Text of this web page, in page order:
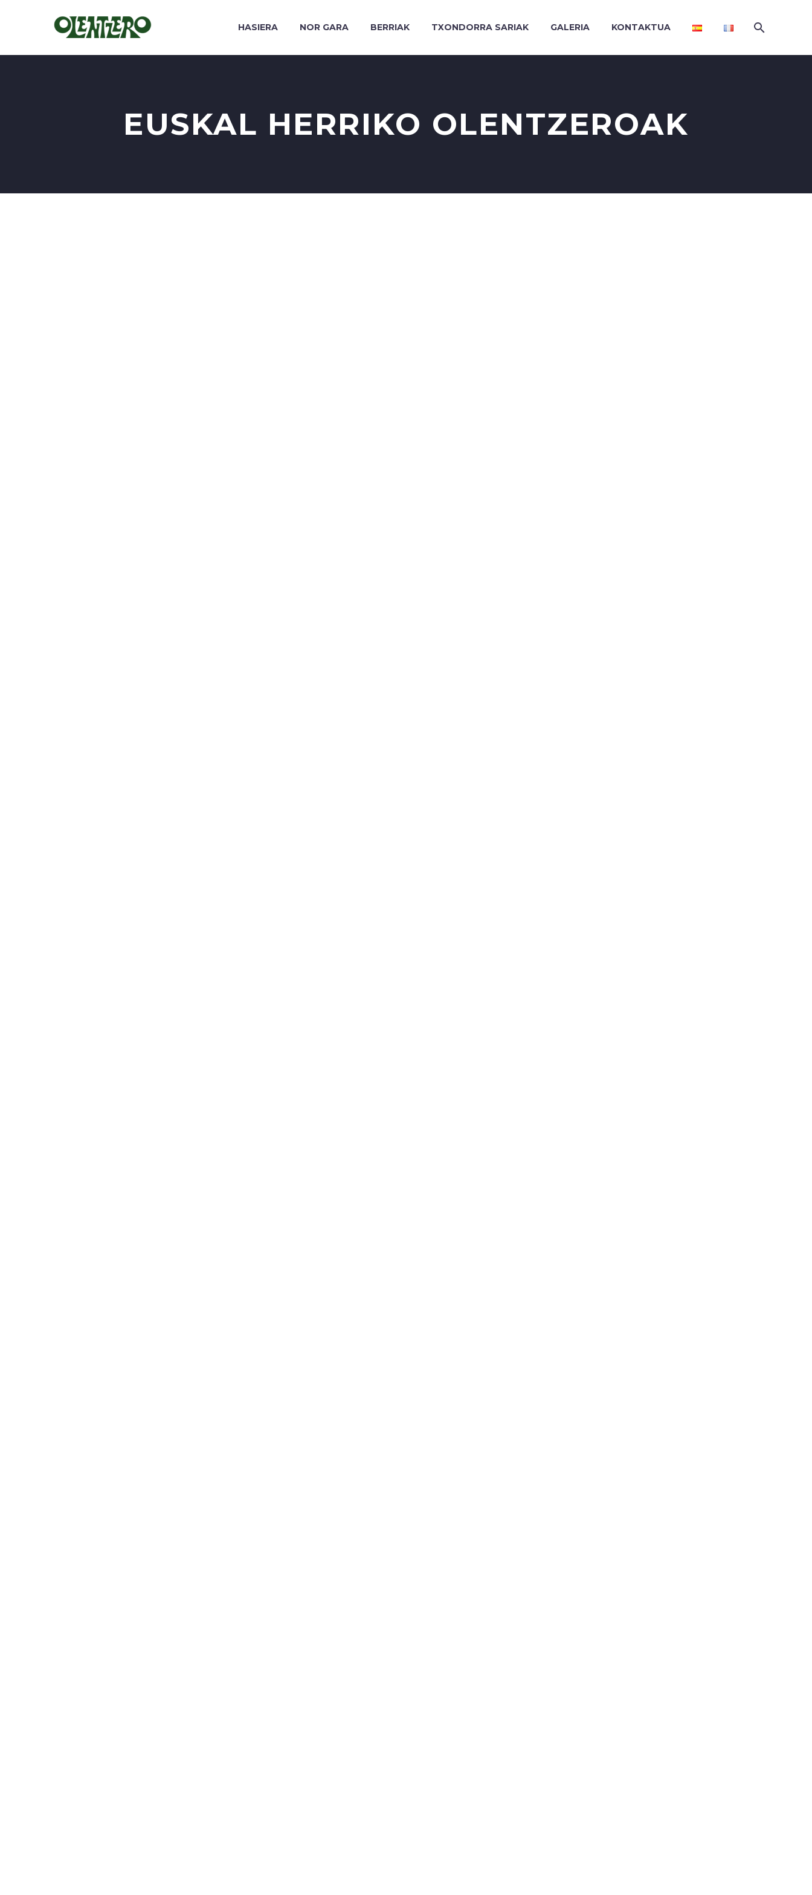
HASIERA NOR GARA BERRIAK TXONDORRA SARIAK GALERIA KONTAKTUA
EUSKAL HERRIKO OLENTZEROAK